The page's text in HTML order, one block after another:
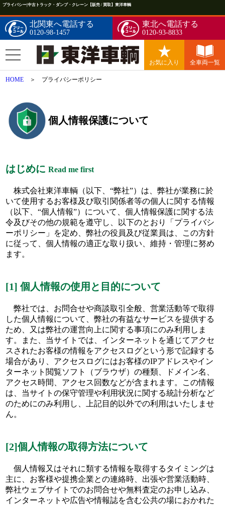
プライバシー|中古トラック・ダンプ・クレーン【販売 / 買取】東洋車輌
北関東へ電話する
0120-98-1457
東北へ電話する
0120-93-8833
お気に入り 全車両一覧
HOME ＞ プライバシーポリシー
個人情報保護について
はじめにRead me first
株式会社東洋車輌（以下、“弊社”）は、弊社が業務に於
いて使用するお客様及び取引関係者等の個人に関する情報
（以下、“個人情報”）について、個人情報保護に関する法
令及びその他の規範を遵守し、以下のとおり「プライバシ
ーポリシー」を定め、弊社の役員及び従業員は、この方針
に従って、個人情報の適正な取り扱い、維持・管理に努め
ます。
[1] 個人情報の使用と目的について
弊社では、お問合せや商談取引全般、営業活動等で取得
した個人情報について、弊社の有益なサービスを提供する
ため、又は弊社の運営向上に関する事項にのみ利用しま
す。また、当サイトでは、インターネットを通じてアクセ
スされたお客様の情報をアクセスログという形で記録する
場合があり、アクセスログにはお客様のIPアドレスやイン
ターネット閲覧ソフト（ブラウザ）の種類、ドメイン名、
アクセス時間、アクセス回数などが含まれます。この情報
は、当サイトの保守管理や利用状況に関する統計分析など
のためにのみ利用し、上記目的以外での利用はいたしませ
ん。
[2]個人情報の取得方法について
個人情報又はそれに類する情報を取得するタイミングは
主に、お客様や提携企業との連絡時、出張や営業活動時、
弊社ウェブサイトでのお問合せや無料査定のお申し込み、
インターネットや広告や情報誌を含む公共の場におかれた